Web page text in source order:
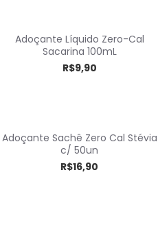
Adoçante Líquido Zero-Cal
Sacarina 100mL
R$9,90
Adoçante Sachê Zero Cal Stévia
c/ 50un
R$16,90